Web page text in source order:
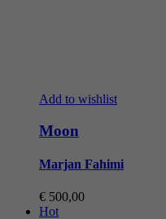
Add to wishlist
Moon
Marjan Fahimi
€ 500,00
Hot